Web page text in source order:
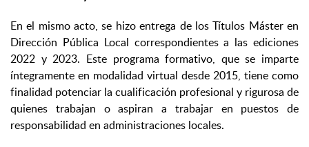
En el mismo acto, se hizo entrega de los Títulos Máster en
Dirección Pública Local correspondientes a las ediciones
2022 y 2023. Este programa formativo, que se imparte
íntegramente en modalidad virtual desde 2015, tiene como
finalidad potenciar la cualificación profesional y rigurosa de
quienes trabajan o aspiran a trabajar en puestos de
responsabilidad en administraciones locales.